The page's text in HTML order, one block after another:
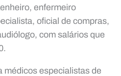
enfermeiro
oficial de compras,
com salários que
médicos especialistas de